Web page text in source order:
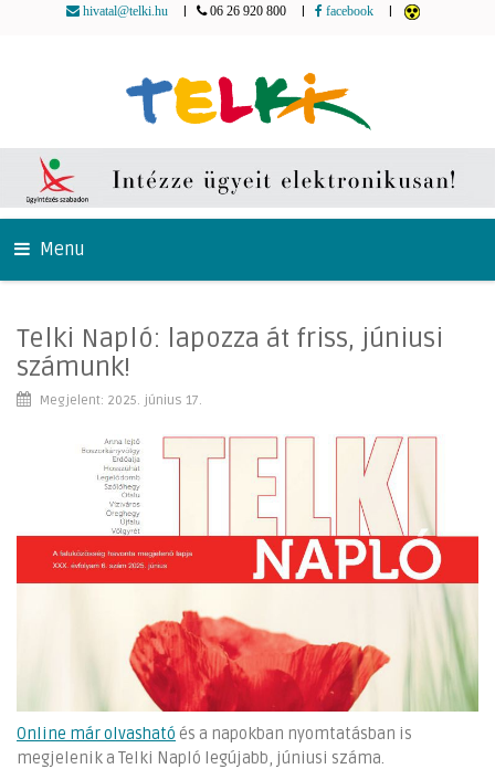
hivatal@telki.hu 06 26 920 800 facebook
Menu
Telki Napló: lapozza át friss, júniusi
számunk!
Megjelent: 2025. június 17.
Online már olvasható és a napokban nyomtatásban is
megjelenik a Telki Napló legújabb, júniusi száma.